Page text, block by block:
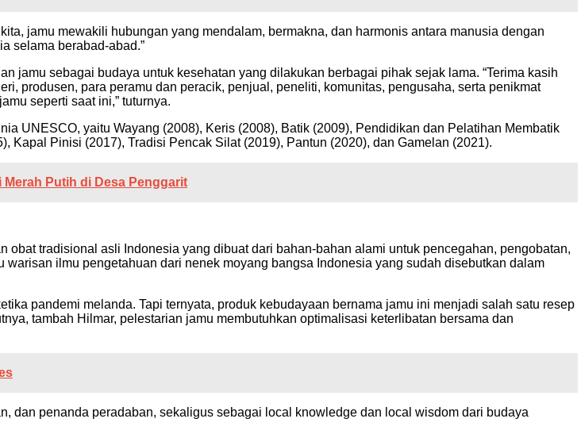
jamu mewakili hubungan yang mendalam, bermakna, dan harmonis antara manusia dengan
selama berabad-abad.”
jamu sebagai budaya untuk kesehatan yang dilakukan berbagai pihak sejak lama. “Terima kasih
produsen, para peramu dan peracik, penjual, peneliti, komunitas, pengusaha, serta penikmat
seperti saat ini,” tuturnya.
UNESCO, yaitu Wayang (2008), Keris (2008), Batik (2009), Pendidikan dan Pelatihan Membatik
Kapal Pinisi (2017), Tradisi Pencak Silat (2019), Pantun (2020), dan Gamelan (2021).
Putih di Desa Penggarit
tradisional asli Indonesia yang dibuat dari bahan-bahan alami untuk pencegahan, pengobatan,
ilmu pengetahuan dari nenek moyang bangsa Indonesia yang sudah disebutkan dalam
pandemi melanda. Tapi ternyata, produk kebudayaan bernama jamu ini menjadi salah satu resep
tambah Hilmar, pelestarian jamu membutuhkan optimalisasi keterlibatan bersama dan
dan penanda peradaban, sekaligus sebagai local knowledge dan local wisdom dari budaya